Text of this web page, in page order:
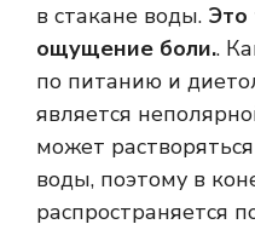
в стакане воды. Это
ощущение боли..
по питанию и
является
может
воды, поэтому в
распространяется